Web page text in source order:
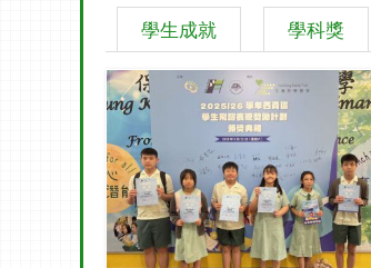
學生成就 學科獎